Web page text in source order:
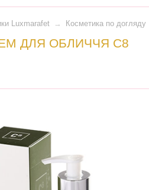
Luxmarafet → Косметика по догляду
ДЛЯ ОБЛИЧЧЯ C8